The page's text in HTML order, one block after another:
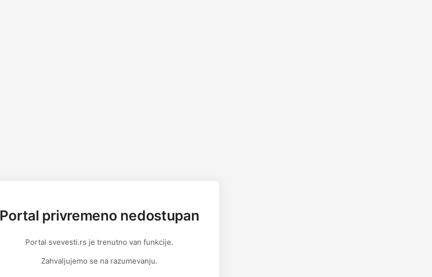
Portal privremeno nedostupan
Portal svevesti.rs je trenutno van funkcije.
Zahvaljujemo se na razumevanju.